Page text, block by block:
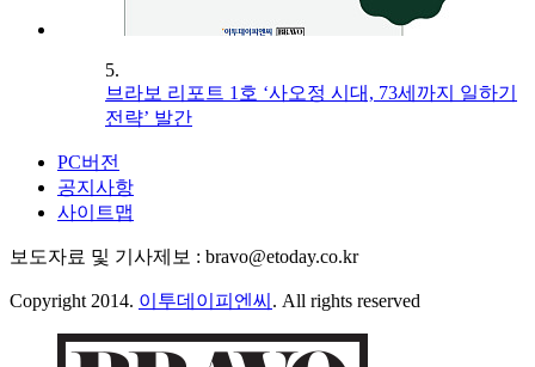
5.
브라보 리포트 1호 ‘사오정 시대, 73세까지 일하기
전략’ 발간
PC버전
공지사항
사이트맵
보도자료 및 기사제보 : bravo@etoday.co.kr
Copyright 2014. 이투데이피엔씨 . All rights reserved